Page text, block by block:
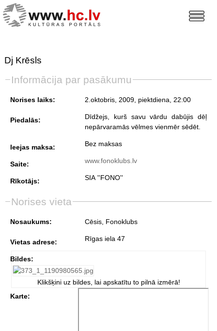
Dj Krēsls
Informācija par pasākumu
Norises laiks: 2.oktobris, 2009, piektdiena , 22:00
Piedalās:
Dīdžejs, kurš savu vārdu dabūjis dēļ
nepārvaramās vēlmes vienmēr sēdēt.
Ieejas maksa: Bez maksas
Saite: www.fonoklubs.lv
Rīkotājs: SIA ''FONO''
Norises vieta
Nosaukums: Cēsis, Fonoklubs
Vietas adrese: Rīgas iela 47
Bildes:
Klikšķini uz bildes, lai apskatītu to pilnā izmērā!
Karte: